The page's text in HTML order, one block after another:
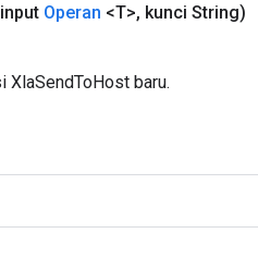
input Operan <T>, kunci String)
baru.